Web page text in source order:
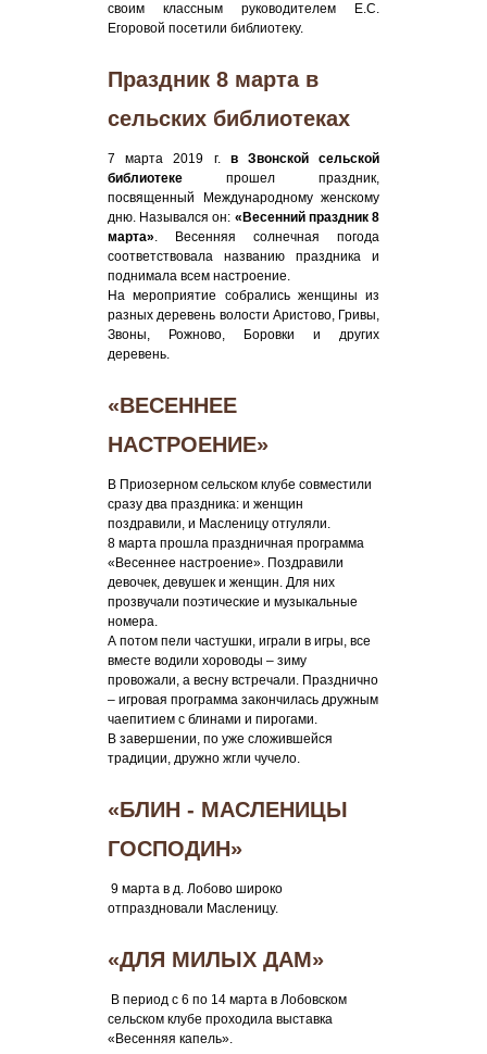
своим классным руководителем Е.С.
Егоровой посетили библиотеку.
Праздник 8 марта в
сельских библиотеках
7 марта 2019 г. в Звонской сельской
библиотеке прошел праздник,
посвященный Международному женскому
дню. Назывался он: «Весенний праздник 8
марта». Весенняя солнечная погода
соответствовала названию праздника и
поднимала всем настроение.
На мероприятие собрались женщины из
разных деревень волости Аристово, Гривы,
Звоны, Рожново, Боровки и других
деревень.
«ВЕСЕННЕЕ
НАСТРОЕНИЕ»
В Приозерном сельском клубе совместили
сразу два праздника: и женщин
поздравили, и Масленицу отгуляли.
8 марта прошла праздничная программа
«Весеннее настроение». Поздравили
девочек, девушек и женщин. Для них
прозвучали поэтические и музыкальные
номера.
А потом пели частушки, играли в игры, все
вместе водили хороводы – зиму
провожали, а весну встречали. Празднично
– игровая программа закончилась дружным
чаепитием с блинами и пирогами.
В завершении, по уже сложившейся
традиции, дружно жгли чучело.
«БЛИН - МАСЛЕНИЦЫ
ГОСПОДИН»
9 марта в д. Лобово широко
отпраздновали Масленицу.
«ДЛЯ МИЛЫХ ДАМ»
В период с 6 по 14 марта в Лобовском
сельском клубе проходила выставка
«Весенняя капель».